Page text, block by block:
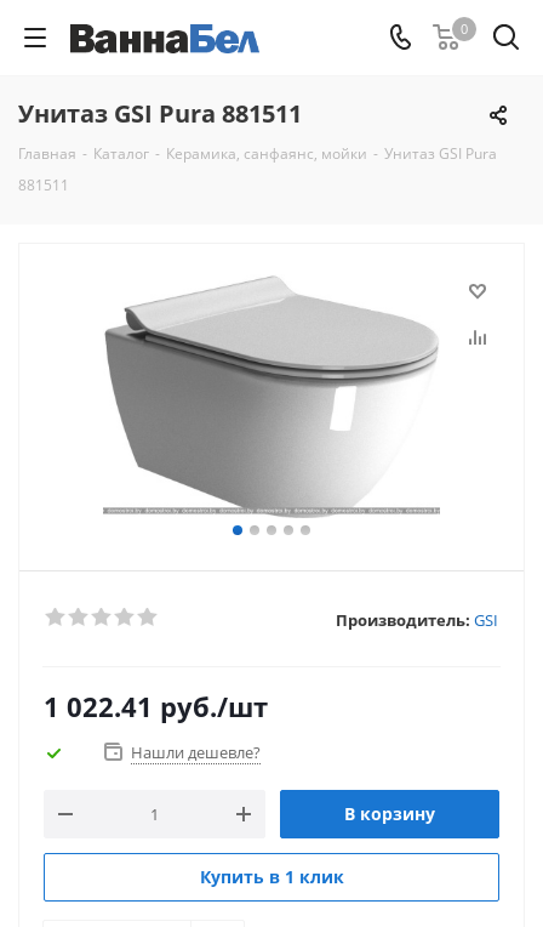
0
Унитаз GSI Pura 881511
Главная - Каталог - Керамикa, санфаянс, мойки - Унитаз GSI Pura
881511
Производитель: GSI
1 022.41 руб./шт
Нашли дешевле?
В корзину
Купить в 1 клик